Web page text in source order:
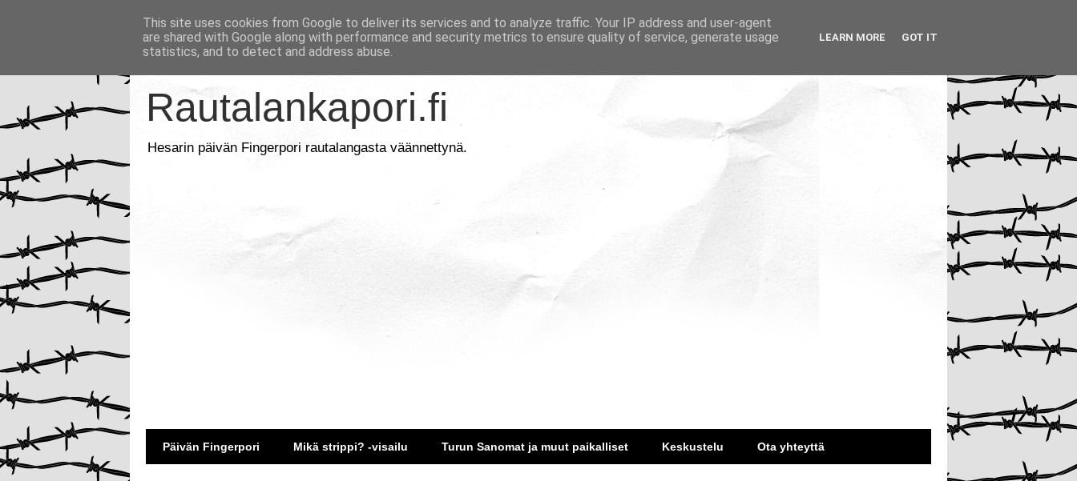
Rautalankapori.fi
Hesarin päivän Fingerpori rautalangasta väännettynä.
Päivän Fingerpori Mikä strippi? -visailu Turun Sanomat ja muut paikalliset Keskustelu Ota yhteyttä
This site uses cookies from Google to deliver its services and to analyze traffic. Your IP address and user-agent
are shared with Google along with performance and security metrics to ensure quality of service, generate usage
statistics, and to detect and address abuse.
LEARN MORE GOT IT